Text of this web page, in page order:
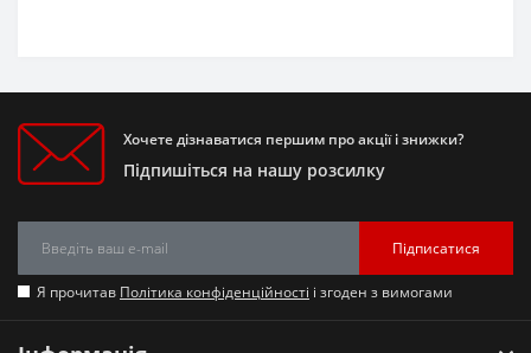
Хочете дізнаватися першим про акції і знижки?
Підпишіться на нашу розсилку
Підписатися
Я прочитав Політика конфіденційності і згоден з вимогами